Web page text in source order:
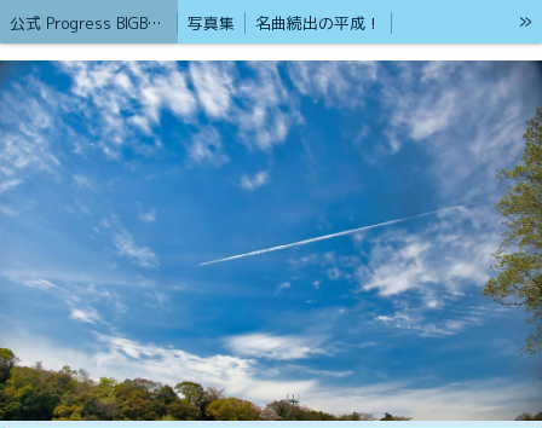
公式 Progress BIGBAN /（サブ名）砂漠のライオン 写真集
名曲続出の平成！
心を癒やしてくれる歌集
ブログ（公式）Progress BIGBAN
戦争の無い平和を築く為の掲示版
ストーカー男から命を守るアイテム紹介
護身術&格闘技集
パート②女性が襲われた時の為に
リンク
戦争が無い平和実現させる為の語らいの場
ボランティア活動も頑張ってます
第二部ストリートビュー
熊本の観光地 (ホットスポットストリートビュー360°VR集)①
熊本の観光地 (ホットスポットストリートビュー360°VR集)②
ローカルガイドとGoogle認定フォトグラファー
20才ポートレート撮影と癒やしのブログ
Google認定ストリートビューフォトグラファー「HP」
ウクライナ支援と国際災害支援
もしもの時に孤立しない為に！
現在もブルース・リーの大記錄は世界No1
»